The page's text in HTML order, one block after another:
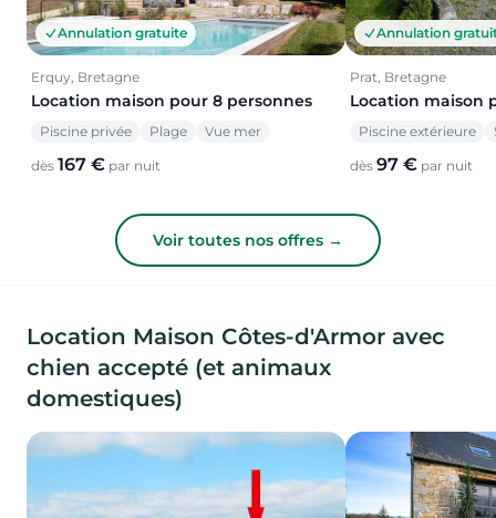
Annulation gratuite
Erquy, Bretagne
Location maison pour 8 personnes
Piscine privée Plage Vue mer
dès 167 € par nuit
Annulation
Prat, Bretagne
Location maison
Piscine extérieure
dès 97 € par nuit
Voir toutes nos offres →
Location Maison Côtes-d'Armor avec
chien accepté (et animaux
domestiques)